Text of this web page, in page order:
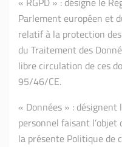
Parlement européen et
relatif à la protection
du Traitement des
libre circulation de ces
95/46/CE.
« Données » :
personnel faisant
la présente Politique de